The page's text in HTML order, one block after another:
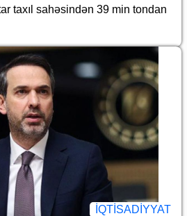
taxıl sahəsindən 39 min tondan
İQTİSADİYYAT